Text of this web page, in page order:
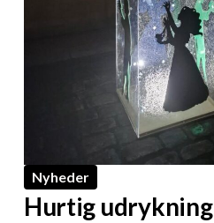
Nyheder
Hurtig udrykning